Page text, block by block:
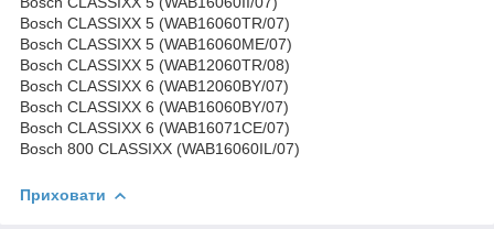
Bosch CLASSIXX 5 (WAB16060TR/07)
Bosch CLASSIXX 5 (WAB16060ME/07)
Bosch CLASSIXX 5 (WAB12060TR/08)
Bosch CLASSIXX 6 (WAB12060BY/07)
Bosch CLASSIXX 6 (WAB16060BY/07)
Bosch CLASSIXX 6 (WAB16071CE/07)
Bosch 800 CLASSIXX (WAB16060IL/07)
Приховати